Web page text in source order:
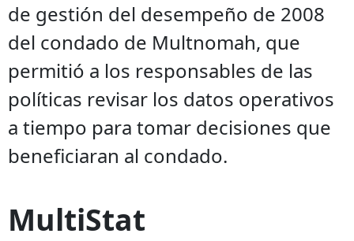
de gestión del desempeño de 2008
del condado de Multnomah, que
permitió a los responsables de las
políticas revisar los datos operativos
a tiempo para tomar decisiones que
beneficiaran al condado.
MultiStat